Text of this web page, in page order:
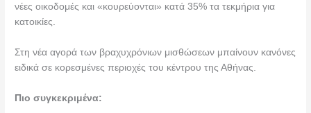
νέες οικοδομές και «κουρεύονται» κατά 35% τα τεκμήρια για
κατοικίες.
Στη νέα αγορά των βραχυχρόνιων μισθώσεων μπαίνουν κανόνες
ειδικά σε κορεσμένες περιοχές του κέντρου της Αθήνας.
Πιο συγκεκριμένα: